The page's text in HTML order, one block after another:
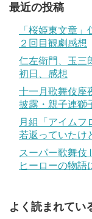
最近の投稿
「桜姫東文章
２回目観劇感想
仁左衛門、玉
初日、感想
十一月歌舞伎
披露・親子連獅
月組「アイム
若返っていたけ
スーパー歌舞
ヒーローの物語
よく読まれてい